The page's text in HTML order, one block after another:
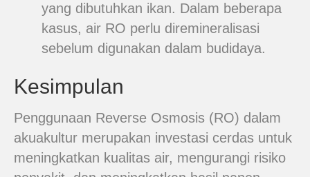
yang dibutuhkan ikan. Dalam beberapa
kasus, air RO perlu diremineralisasi
sebelum digunakan dalam budidaya.
Kesimpulan
Penggunaan Reverse Osmosis (RO) dalam
akuakultur merupakan investasi cerdas untuk
meningkatkan kualitas air, mengurangi risiko